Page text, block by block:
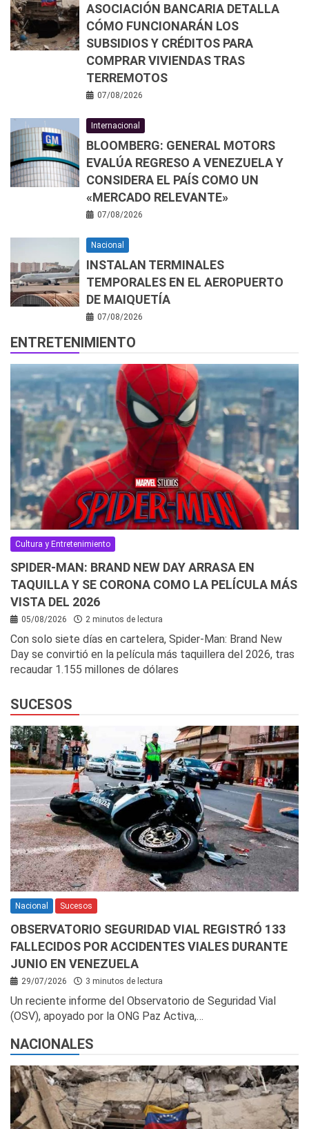
ASOCIACIÓN BANCARIA DETALLA
CÓMO FUNCIONARÁN LOS
SUBSIDIOS Y CRÉDITOS PARA
COMPRAR VIVIENDAS TRAS
TERREMOTOS
07/08/2026
Internacional
BLOOMBERG: GENERAL MOTORS
EVALÚA REGRESO A VENEZUELA Y
CONSIDERA EL PAÍS COMO UN
«MERCADO RELEVANTE»
07/08/2026
Nacional
INSTALAN TERMINALES
TEMPORALES EN EL AEROPUERTO
DE MAIQUETÍA
07/08/2026
ENTRETENIMIENTO
Cultura y Entretenimiento
SPIDER-MAN: BRAND NEW DAY ARRASA EN
TAQUILLA Y SE CORONA COMO LA PELÍCULA MÁS
VISTA DEL 2026
05/08/2026 2 minutos de lectura
Con solo siete días en cartelera, Spider-Man: Brand New
Day se convirtió en la película más taquillera del 2026, tras
recaudar 1.155 millones de dólares
SUCESOS
Nacional Sucesos
OBSERVATORIO SEGURIDAD VIAL REGISTRÓ 133
FALLECIDOS POR ACCIDENTES VIALES DURANTE
JUNIO EN VENEZUELA
29/07/2026 3 minutos de lectura
Un reciente informe del Observatorio de Seguridad Vial
(OSV), apoyado por la ONG Paz Activa,…
NACIONALES